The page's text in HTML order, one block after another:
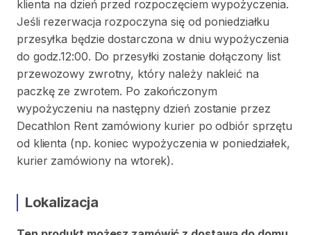
klienta na dzień przed rozpoczęciem wypożyczenia.
Jeśli rezerwacja rozpoczyna się od poniedziałku
przesyłka będzie dostarczona w dniu wypożyczenia
do godz.12:00. Do przesyłki zostanie dołączony list
przewozowy zwrotny, który należy nakleić na
paczkę ze zwrotem. Po zakończonym
wypożyczeniu na następny dzień zostanie przez
Decathlon Rent zamówiony kurier po odbiór sprzętu
od klienta (np. koniec wypożyczenia w poniedziałek,
kurier zamówiony na wtorek).
Lokalizacja